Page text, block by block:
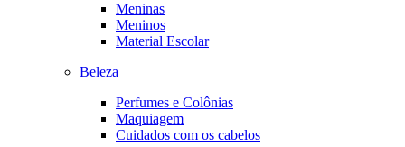
Meninas
Meninos
Material Escolar
Beleza
Perfumes e Colônias
Maquiagem
Cuidados com os cabelos